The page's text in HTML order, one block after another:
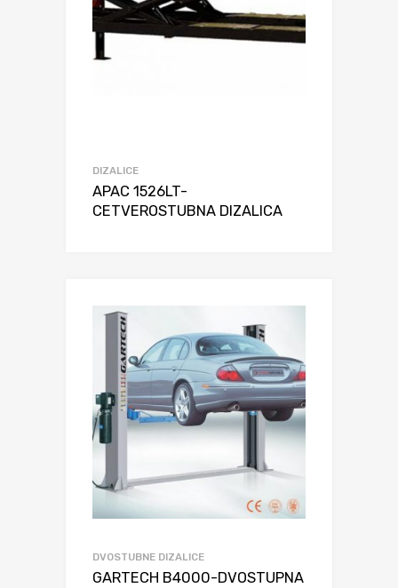
DIZALICE
APAC 1526LT-
CETVEROSTUBNA DIZALICA
DVOSTUBNE DIZALICE
GARTECH B4000-DVOSTUPNA